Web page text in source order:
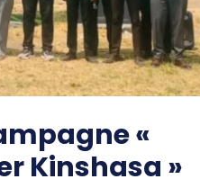
«
Kinshasa »